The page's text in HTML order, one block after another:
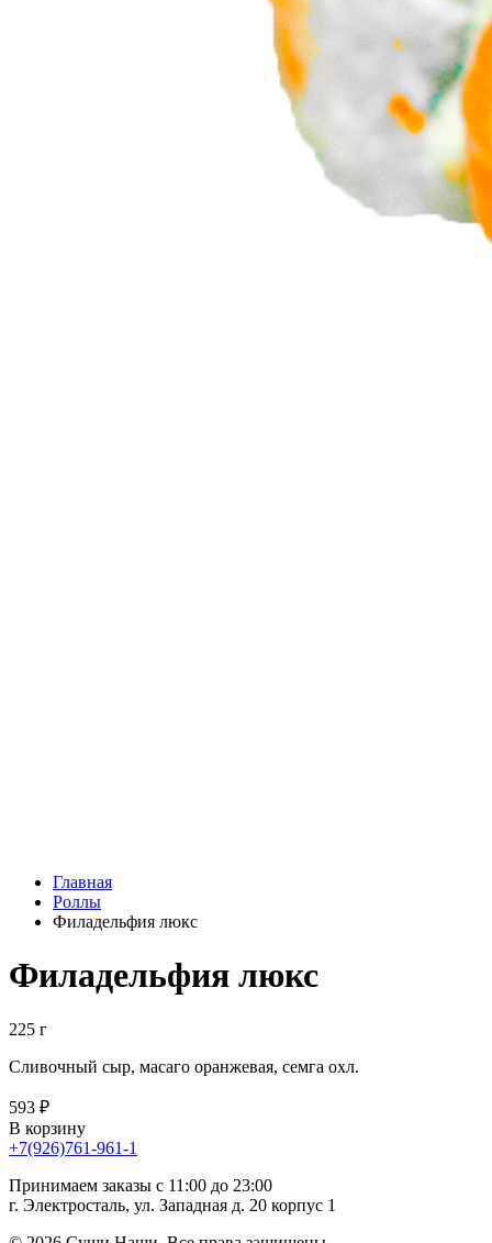
Главная
Роллы
Филадельфия люкс
Филадельфия люкс
225 г
Сливочный сыр, масаго оранжевая, семга охл.
593 ₽
В корзину
+7(926)761-961-1
Принимаем заказы с 11:00 до 23:00
г. Электросталь, ул. Западная д. 20 корпус 1